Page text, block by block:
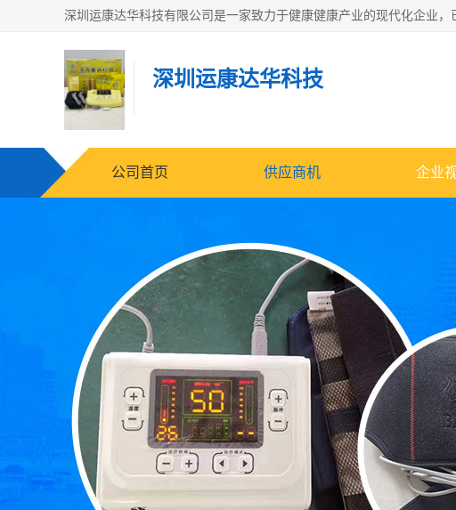
深圳运康达华科技
公司首页 供应商机 企业